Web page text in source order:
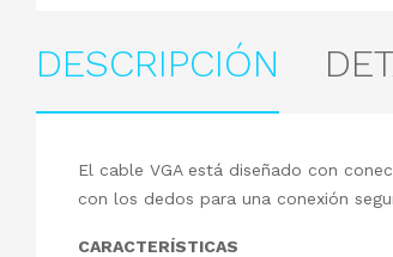
DESCRIPCIÓN
El cable VGA está diseñado con
con los dedos para una conexión
CARACTERÍSTICAS